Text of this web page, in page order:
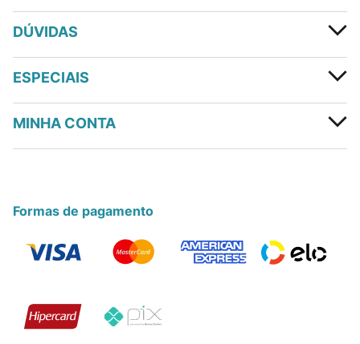
DÚVIDAS
ESPECIAIS
MINHA CONTA
Formas de pagamento